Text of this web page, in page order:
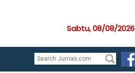
Sabtu, 08/08/2026